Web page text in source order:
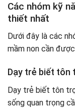
Các nhóm kỹ
thiết nhất
Dưới đây là các
mầm non cần
Dạy trẻ biết tôn
Dạy trẻ biết tôn
sống quan trọng